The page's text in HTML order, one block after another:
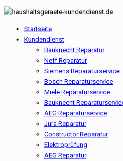
Startseite
Kundendienst
Bauknecht Reparatur
Neff Reparatur
Siemens Reparaturservice
Bosch Reparaturservice
Miele Reparaturservice
Bauknecht
AEG Reparaturservice
Jura Reparatur
Constructor Reparatur
Elektroprüfung
AEG Reparatur